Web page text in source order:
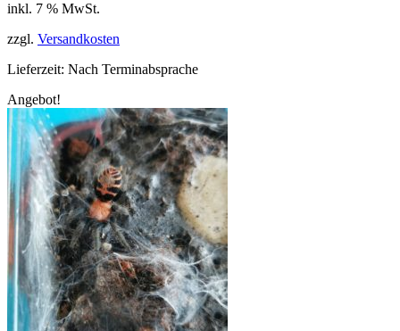
war:
inkl. 7 % MwSt.
zzgl. Versandkosten
Lieferzeit: Nach Terminabsprache
Angebot!